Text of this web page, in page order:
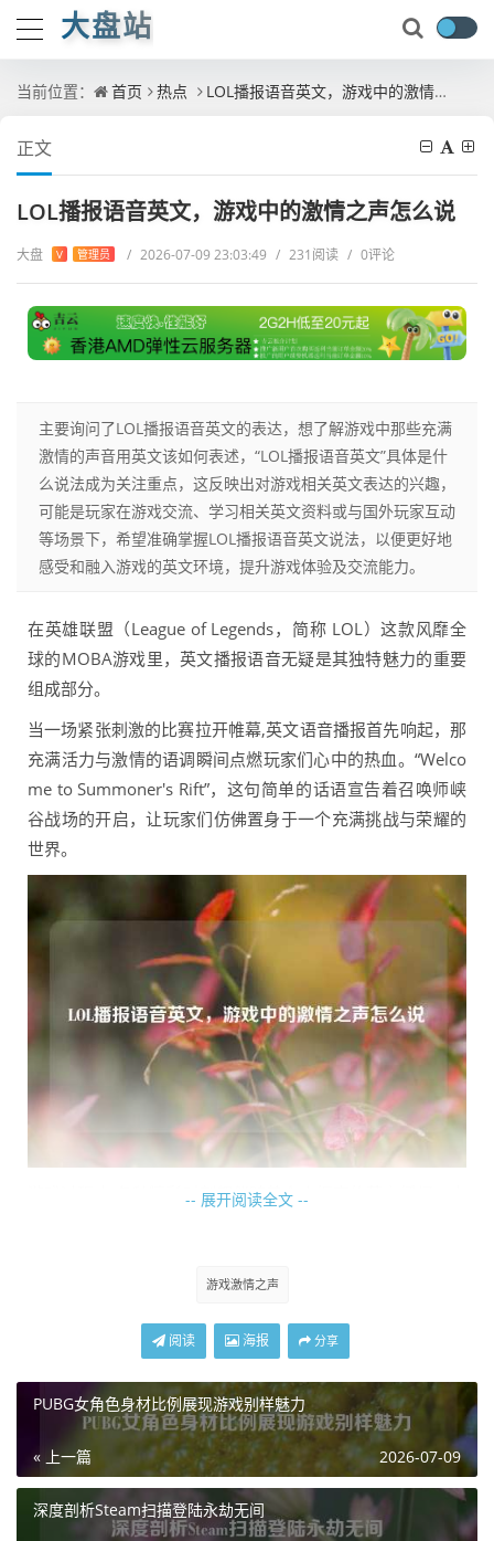
大盘站
当前位置： 首页 热点 LOL播报语音英文，游戏中的激情之声怎么说
正文
LOL播报语音英文，游戏中的激情之声怎么说
大盘 V 管理员 / 2026-07-09 23:03:49 / 231阅读 / 0评论
主要询问了LOL播报语音英文的表达，想了解游戏中那些充满
激情的声音用英文该如何表述，“LOL播报语音英文”具体是什
么说法成为关注重点，这反映出对游戏相关英文表达的兴趣，
可能是玩家在游戏交流、学习相关英文资料或与国外玩家互动
等场景下，希望准确掌握LOL播报语音英文说法，以便更好地
感受和融入游戏的英文环境，提升游戏体验及交流能力。
在英雄联盟（League of Legends，简称 LOL）这款风靡全
球的MOBA游戏里，英文播报语音无疑是其独特魅力的重要
组成部分。
当一场紧张刺激的比赛拉开帷幕,英文语音播报首先响起，那
充满活力与激情的语调瞬间点燃玩家们心中的热血。“Welco
me to Summoner's Rift”，这句简单的话语宣告着召唤师峡
谷战场的开启，让玩家们仿佛置身于一个充满挑战与荣耀的
世界。
游戏过程中,各种精彩时刻都伴随着令人振奋的英文播报，击
l”直至“Penta Kill”，每一次播报都如同胜利的战歌，激励着玩
防御塔被摧毁时,“Tower Destroyed”的提示音，既意味着战
局的变化，也让玩家感受到策略与团队协作的成果，而当玩
家所在队伍成功拿下一场团战的胜利，“Ace”的播报声更是振
奋人心，象征着团队的强大实力与完美配合。
这些英文播报语音不仅是对游戏操作结果的简单告知,更是在
营造一种紧张又充满激情的氛围，它们让玩家们沉浸在游戏
-- 展开阅读全文 --
游戏激情之声
阅读 海报 分享
PUBG女角色身材比例展现游戏别样魅力
« 上一篇 2026-07-09
深度剖析Steam扫描登陆永劫无间